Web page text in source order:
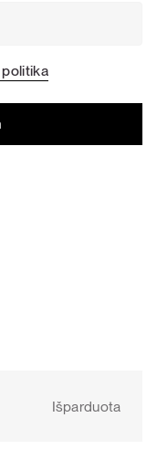
Išparduota